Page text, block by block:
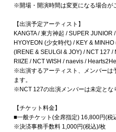
※開場・開演時間は変更になる場合が
【出演予定アーティスト】
KANGTA / 東方神起 / SUPER
HYOYEON (少女時代) / KEY &
(IRENE & SEULGI & JOY) / NCT 127
RIIZE / NCT WISH / naevis /
※出演するアーティスト、メンバーは
ます。
※NCT 127の出演メンバーは未定とな
【チケット料金】
■一般チケット(全席指定) 16,800円(税
※決済事務手数料 1,000円(税込)/枚